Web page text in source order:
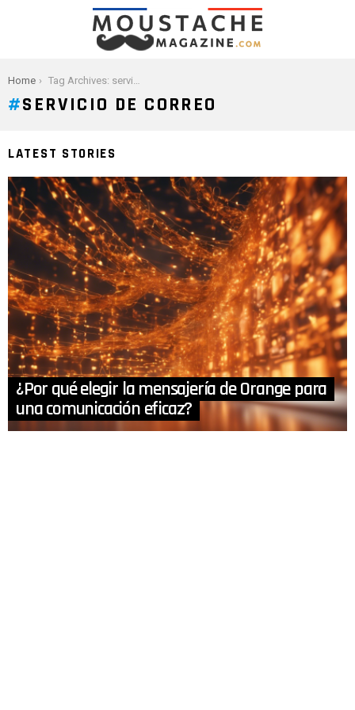
You are here:
Home Tag Archives: servicio de correo
SERVICIO DE CORREO
LATEST STORIES
¿Por qué elegir la mensajería de Orange para
una comunicación eficaz?